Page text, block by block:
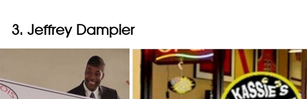
3. Jeffrey Dampier